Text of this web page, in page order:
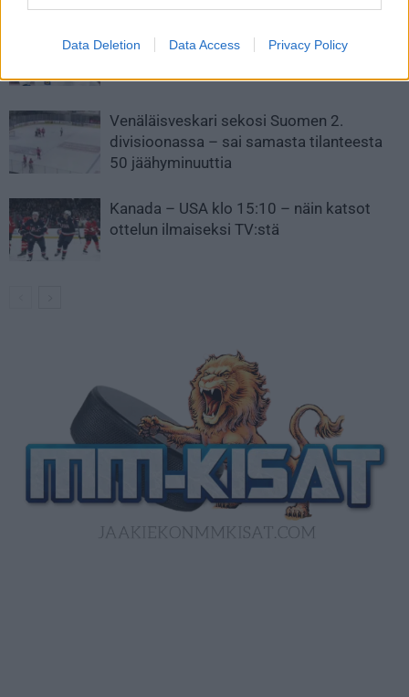
Data Deletion Data Access Privacy Policy
Leijonat julkisti ketjut Sveitsi-peliin –
Aleksander Barkov tekee paluun
kaukaloon
Venäläisveskari sekosi Suomen 2.
divisioonassa – sai samasta tilanteesta
50 jäähyminuuttia
Kanada – USA klo 15:10 – näin katsot
ottelun ilmaiseksi TV:stä